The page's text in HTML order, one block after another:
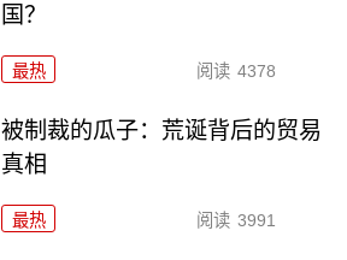
国？
最热 阅读 4378
被制裁的瓜子：荒诞背后的贸易
真相
最热 阅读 3991